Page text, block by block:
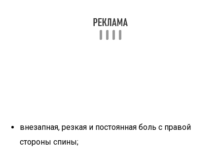
внезапная, резкая и постоянная боль с правой
стороны спины;